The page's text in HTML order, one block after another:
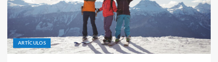
ARTÍCULOS